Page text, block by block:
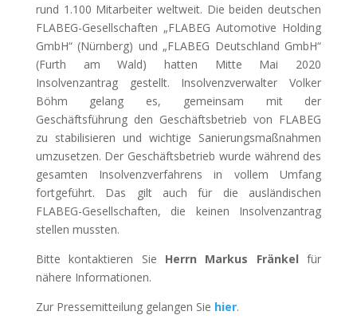
rund 1.100 Mitarbeiter weltweit. Die beiden deutschen
FLABEG-Gesellschaften „FLABEG Automotive Holding
GmbH“ (Nürnberg) und „FLABEG Deutschland GmbH“
(Furth am Wald) hatten Mitte Mai 2020
Insolvenzantrag gestellt. Insolvenzverwalter Volker
Böhm gelang es, gemeinsam mit der
Geschäftsführung den Geschäftsbetrieb von FLABEG
zu stabilisieren und wichtige Sanierungsmaßnahmen
umzusetzen. Der Geschäftsbetrieb wurde während des
gesamten Insolvenzverfahrens in vollem Umfang
fortgeführt. Das gilt auch für die ausländischen
FLABEG-Gesellschaften, die keinen Insolvenzantrag
stellen mussten.
Bitte kontaktieren Sie Herrn Markus Fränkel für
nähere Informationen.
Zur Pressemitteilung gelangen Sie hier.